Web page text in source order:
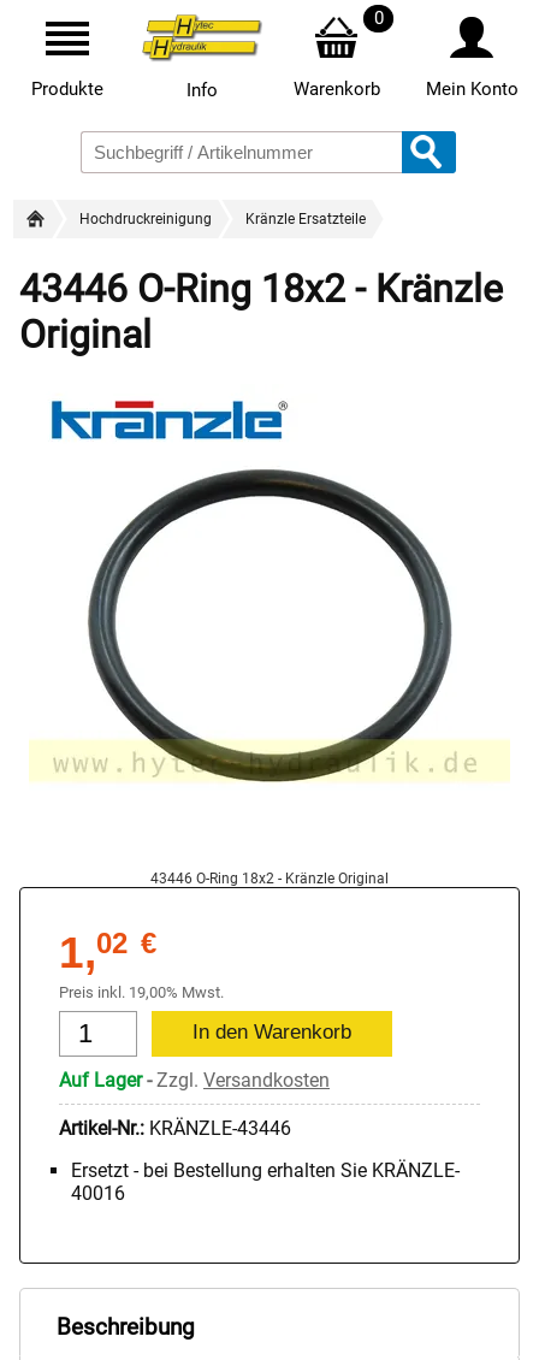
Produkte Info
0
Warenkorb Mein Konto
Hochdruckreinigung Kränzle Ersatzteile
43446 O-Ring 18x2 - Kränzle
Original
43446 O-Ring 18x2 - Kränzle Original
1,02 €
Preis inkl. 19,00% Mwst.
Auf Lager-Zzgl. Versandkosten
Artikel-Nr.: KRÄNZLE-43446
Ersetzt - bei Bestellung erhalten Sie KRÄNZLE-
40016
Beschreibung